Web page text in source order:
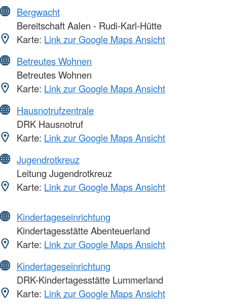
Bergwacht
Bereitschaft Aalen - Rudi-Karl-Hütte
Karte: Link zur Google Maps Ansicht
Betreutes Wohnen
Betreutes Wohnen
Karte: Link zur Google Maps Ansicht
Hausnotrufzentrale
DRK Hausnotruf
Karte: Link zur Google Maps Ansicht
Jugendrotkreuz
Leitung Jugendrotkreuz
Karte: Link zur Google Maps Ansicht
Kindertageseinrichtung
Kindertagesstätte Abenteuerland
Karte: Link zur Google Maps Ansicht
Kindertageseinrichtung
DRK-Kindertagesstätte Lummerland
Karte: Link zur Google Maps Ansicht